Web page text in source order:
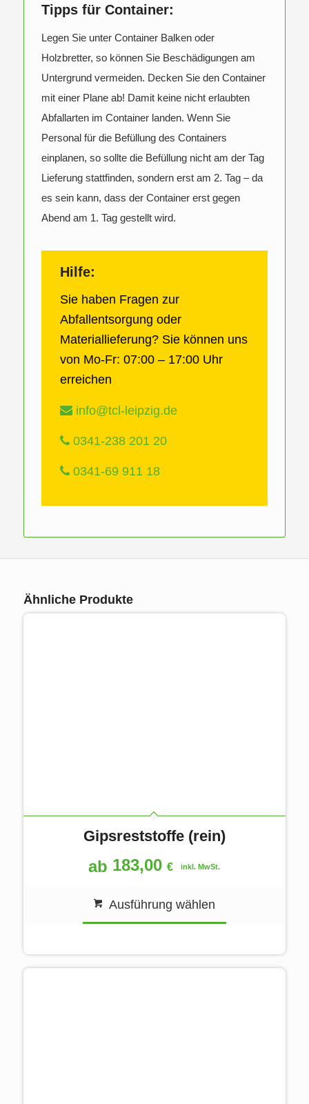
Tipps für Container:
Legen Sie unter Container Balken oder
Holzbretter, so können Sie Beschädigungen am
Untergrund vermeiden. Decken Sie den Container
mit einer Plane ab! Damit keine nicht erlaubten
Abfallarten im Container landen. Wenn Sie
Personal für die Befüllung des Containers
einplanen, so sollte die Befüllung nicht am der Tag
Lieferung stattfinden, sondern erst am 2. Tag – da
es sein kann, dass der Container erst gegen
Abend am 1. Tag gestellt wird.
Hilfe:
Sie haben Fragen zur
Abfallentsorgung oder
Materiallieferung? Sie können uns
von Mo-Fr: 07:00 – 17:00 Uhr
erreichen
info@tcl-leipzig.de
0341-238 201 20
0341-69 911 18
Ähnliche Produkte
Gipsreststoffe (rein)
ab 183,00€ inkl. MwSt.
Ausführung wählen